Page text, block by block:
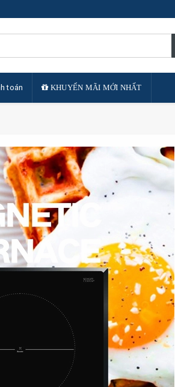
toán KHUYẾN MÃI MỚI NHẤT